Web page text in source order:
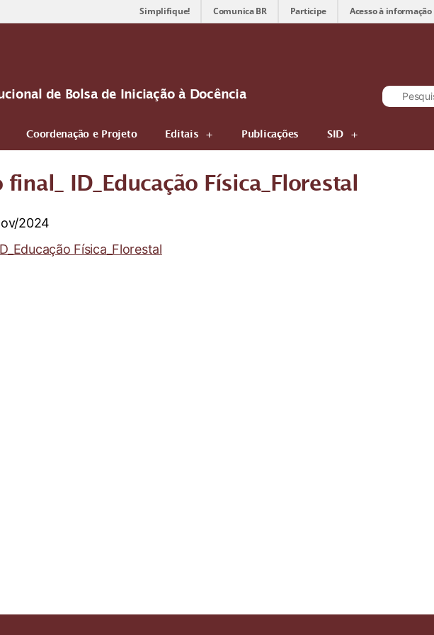
Simplifique! Comunica BR Participe Acesso à informação
de Bolsa de Iniciação à Docência
Coordenação e Projeto Editais Publicações SID
ID_Educação Física_Florestal
2024
Física_Florestal